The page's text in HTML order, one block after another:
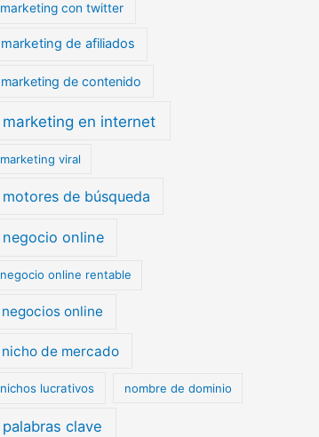
marketing con twitter
marketing de afiliados
marketing de contenido
marketing en internet
marketing viral
motores de búsqueda
negocio online
negocio online rentable
negocios online
nicho de mercado
nichos lucrativos nombre de dominio
palabras clave